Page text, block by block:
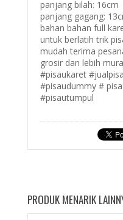
panjang bilah: 16cm
panjang gagang:
bahan bahan full
untuk berlatih trik
mudah terima
grosir dan lebih
#pisaukaret
#pisaudummy #
#pisautumpul
PRODUK MENARIK